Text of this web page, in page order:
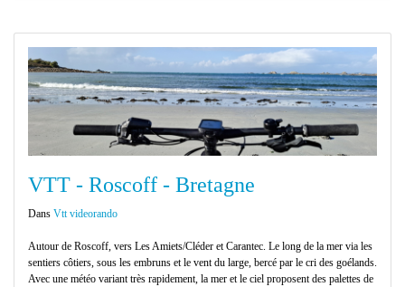
VTT - Roscoff - Bretagne
Dans Vtt videorando
Autour de Roscoff, vers Les Amiets/Cléder et Carantec. Le long de la mer via les
sentiers côtiers, sous les embruns et le vent du large, bercé par le cri des goélands.
Avec une météo variant très rapidement, la mer et le ciel proposent des palettes de